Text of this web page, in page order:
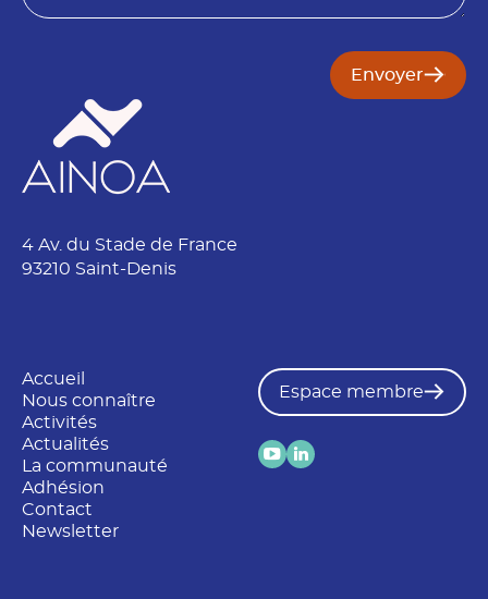
Envoyer
4 Av. du Stade de France
93210 Saint-Denis
Accueil
Nous connaître
Activités
Actualités
La communauté
Adhésion
Contact
Newsletter
Espace membre